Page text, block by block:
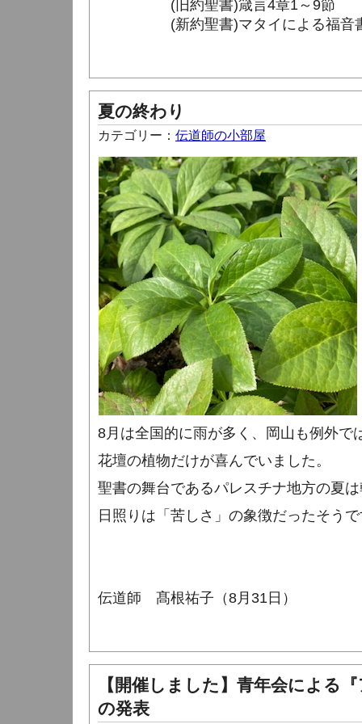
(旧約聖書)箴言4章1～9節
(新約聖書)マタイによる福音書
夏の終わり
カテゴリー： 伝道師の小部屋
8月は全国的に雨が多く、岡山も例外で
花壇の植物だけが喜んでいました。
聖書の舞台であるパレスチナ地方の夏
日照りは「苦しさ」の象徴だったそう
伝道師 髙根祐子（8月31日）
【開催しました】青年会による
の発表